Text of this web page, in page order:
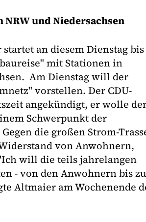
und Niedersachsen
an diesem Dienstag bis
mit Stationen in
Am Dienstag will der
vorstellen. Der CDU-
angekündigt, er wolle
Schwerpunkt der
die großen Strom-
von Anwohnern,
will die teils jahrelangen
- von den Anwohnern bis zu
Altmaier am Wochenende